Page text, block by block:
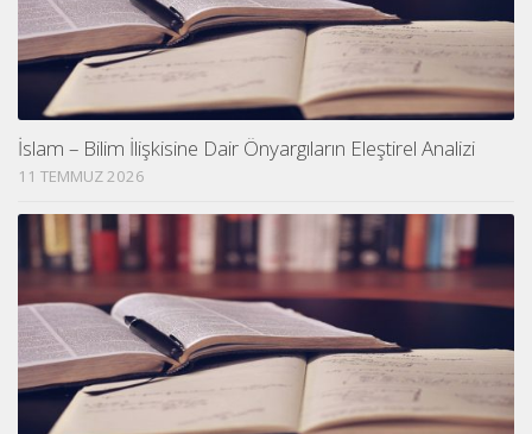
İslam – Bilim İlişkisine Dair Önyargıların Eleştirel Analizi
11 TEMMUZ 2026